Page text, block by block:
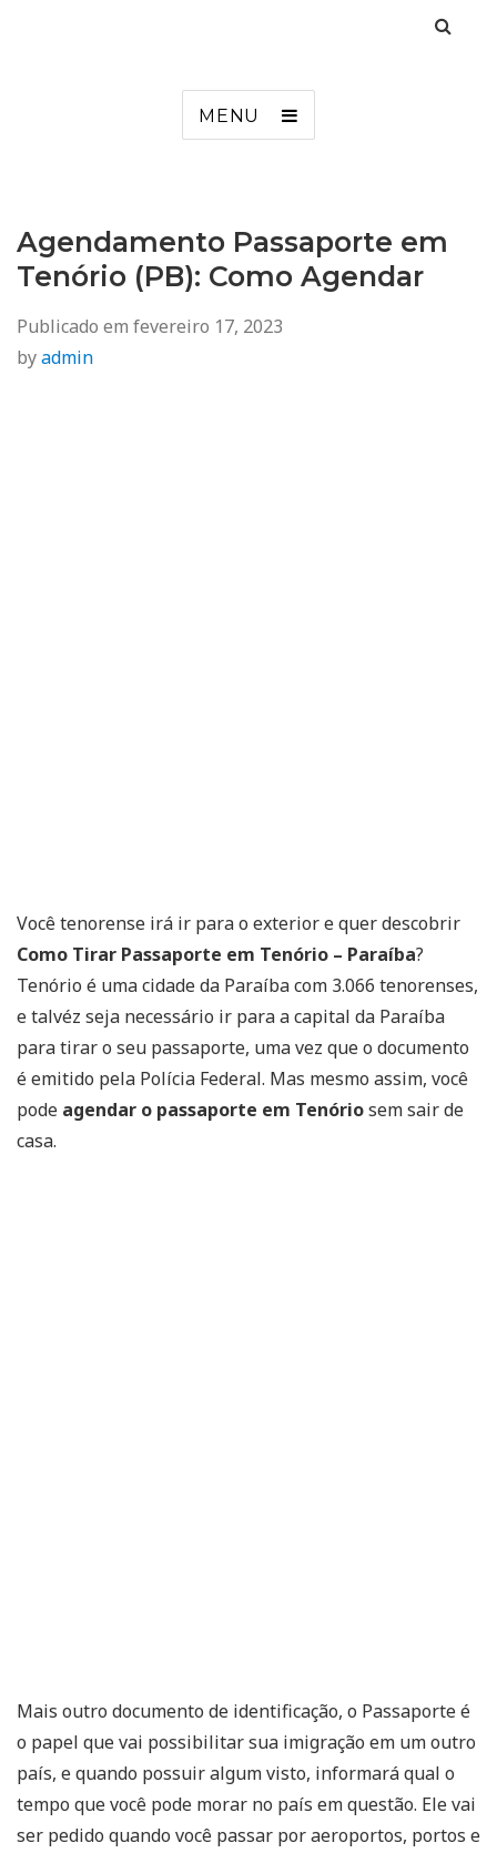
MENU
Agendamento Passaporte em
Tenório (PB): Como Agendar
Publicado em fevereiro 17, 2023
byadmin
Você tenorense irá ir para o exterior e quer descobrir
Como Tirar Passaporte em Tenório – Paraíba?
Tenório é uma cidade da Paraíba com 3.066 tenorenses,
e talvéz seja necessário ir para a capital da Paraíba
para tirar o seu passaporte, uma vez que o documento
é emitido pela Polícia Federal. Mas mesmo assim, você
pode agendar o passaporte em Tenóriosem sair de
casa.
Mais outro documento de identificação, o Passaporte é
o papel que vai possibilitar sua imigração em um outro
país, e quando possuir algum visto, informará qual o
tempo que você pode morar no país em questão. Ele vai
ser pedido quando você passar por aeroportos, portos e